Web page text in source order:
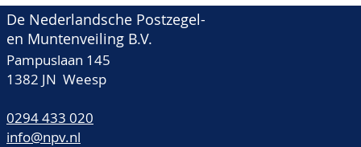
De Nederlandsche Postzegel-
en Muntenveiling B.V.
Pampuslaan 145
1382 JN Weesp
0294 433 020
info@npv.nl